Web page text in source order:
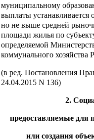
муниципальному
выплаты устанавливается
но не выше средней
площади жилья по
определяемой
коммунального хозяйства
(в ред. Постановления
24.04.2015 N 136)
2.
предоставляемые для
или создания